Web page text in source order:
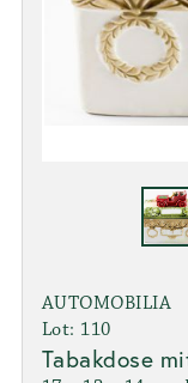
AUTOMOBILIA
Lot: 110
Tabakdose